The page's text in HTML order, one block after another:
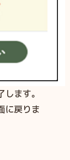
ます。
に戻りま